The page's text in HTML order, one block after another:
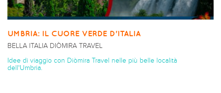
UMBRIA: IL CUORE VERDE D'ITALIA
BELLA ITALIA DIÒMIRA TRAVEL
Idee di viaggio con Diòmira Travel nelle più belle località
dell'Umbria.